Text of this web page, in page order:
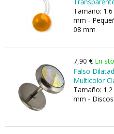
Tamaño:
mm -
08 mm
7,90 € En
Falso
Multicolor
Tamaño:
mm -